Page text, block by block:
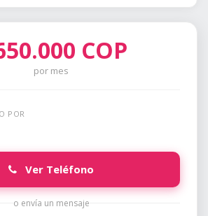
COP
por mes
POR
Ver Teléfono
o envía un mensaje